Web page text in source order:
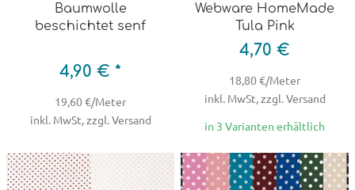
Baumwolle
beschichtet senf
4,90 € *
19,60 €/Meter
inkl. MwSt, zzgl. Versand
Webware HomeMade
Tula Pink
4,70 €
18,80 €/Meter
inkl. MwSt, zzgl. Versand
in 3 Varianten erhältlich